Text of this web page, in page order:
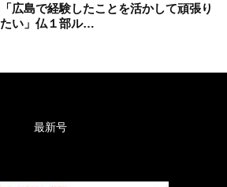
「広島で経験したことを活かして頑張り
たい」仏１部ル…
最新号